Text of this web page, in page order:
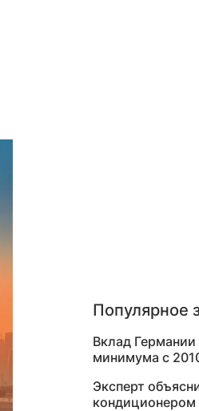
Популярное
Вклад
минимума с
Эксперт